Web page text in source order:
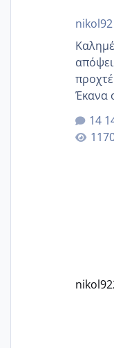
nikol92
απόψεις, γιατί κοντεύω να
Έκανα
για
στην
nikol92